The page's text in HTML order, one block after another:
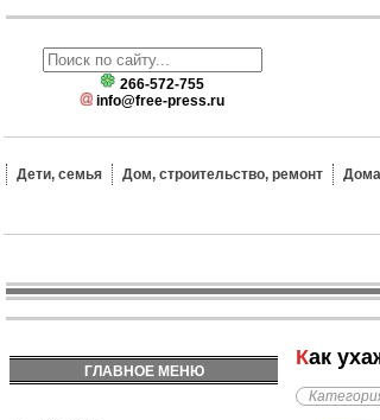
266-572-755
info@free-press.ru
Дети, семья Дом, строительство, ремонт
ГЛАВНОЕ МЕНЮ
Как